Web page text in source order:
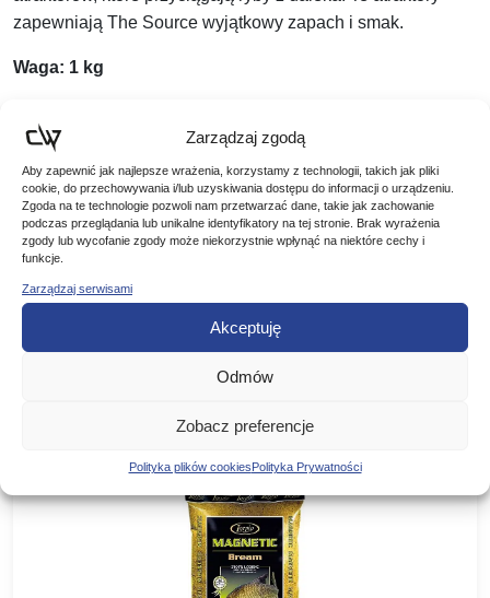
Zarządzaj zgodą
Aby zapewnić jak najlepsze wrażenia, korzystamy z technologii, takich jak pliki
cookie, do przechowywania i/lub uzyskiwania dostępu do informacji o urządzeniu.
Zgoda na te technologie pozwoli nam przetwarzać dane, takie jak zachowanie
podczas przeglądania lub unikalne identyfikatory na tej stronie. Brak wyrażenia
zgody lub wycofanie zgody może niekorzystnie wpłynąć na niektóre cechy i
funkcje.
Zarządzaj serwisami
Akceptuję
Odmów
Zobacz preferencje
Polityka plików cookiesPolityka Prywatności
zapewniają The Source wyjątkowy zapach i smak.
Waga: 1 kg
Smak: The Source
Nr katalogowy: ADY040073
Podobne produkty